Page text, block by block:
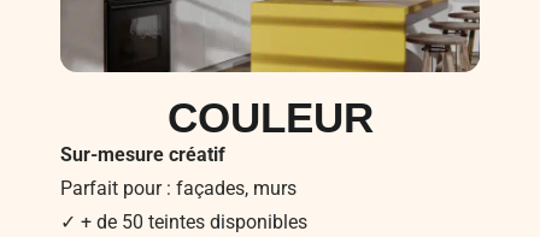
COULEUR
Sur-mesure créatif
Parfait pour : façades, murs
✓ + de 50 teintes disponibles